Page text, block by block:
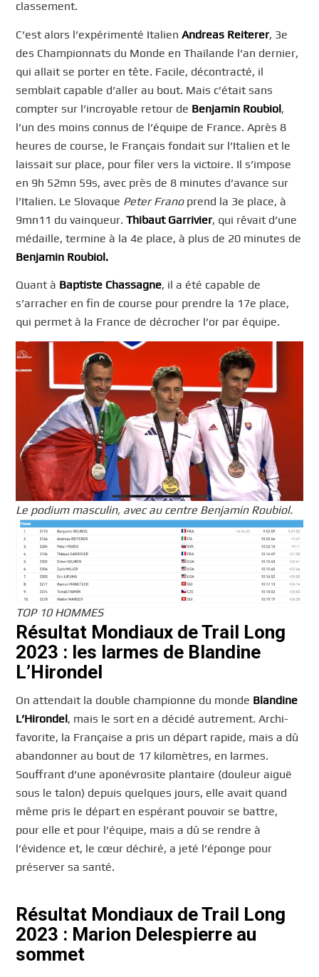
classement.
C’est alors l’expérimenté ItalienAndreas Reiterer, 3e
des Championnats du Monde en Thaïlande l’an dernier,
qui allait se porter en tête. Facile, décontracté, il
semblait capable d’aller au bout. Mais c’était sans
compter sur l’incroyable retour de Benjamin Roubiol,
l’un des moins connus de l’équipe de France. Après 8
heures de course, le Français fondait sur l’Italien et le
laissait sur place, pour filer vers la victoire. Il s’impose
en 9h 52mn 59s, avec près de 8 minutes d’avance sur
l’Italien. Le Slovaque Peter Franoprend la 3e place, à
9mn11 du vainqueur.Thibaut Garrivier, qui rêvait d’une
médaille, termine à la 4e place, à plus de 20 minutes de
Benjamin Roubiol.
Quant à Baptiste Chassagne, il a été capable de
s’arracher en fin de course pour prendre la 17e place,
qui permet à la France de décrocher l’or par équipe.
Le podium masculin, avec au centre Benjamin Roubiol.
TOP 10 HOMMES
Résultat Mondiaux de Trail Long
2023 : les larmes de Blandine
L’Hirondel
On attendait la double championne du monde Blandine
L’Hirondel, mais le sort en a décidé autrement. Archi-
favorite, la Française a pris un départ rapide, mais a dû
abandonner au bout de 17 kilomètres, en larmes.
Souffrant d’une aponévrosite plantaire (douleur aiguë
sous le talon) depuis quelques jours, elle avait quand
même pris le départ en espérant pouvoir se battre,
pour elle et pour l’équipe, mais a dû se rendre à
l’évidence et, le cœur déchiré, a jeté l’éponge pour
préserver sa santé.
Résultat Mondiaux de Trail Long
2023 : Marion Delespierre au
sommet